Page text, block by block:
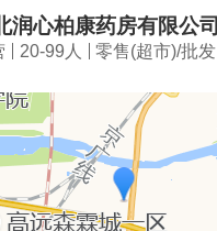
润心柏康药房有限公司
20-99人 零售(超市)/批发